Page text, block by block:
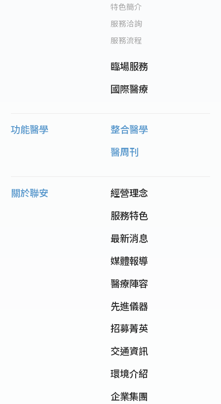
特色簡介
服務洽詢
服務流程
臨場服務
國際醫療
功能醫學
整合醫學
醫周刊
關於聯安
經營理念
服務特色
最新消息
媒體報導
醫療陣容
先進儀器
招募菁英
交通資訊
環境介紹
企業集團